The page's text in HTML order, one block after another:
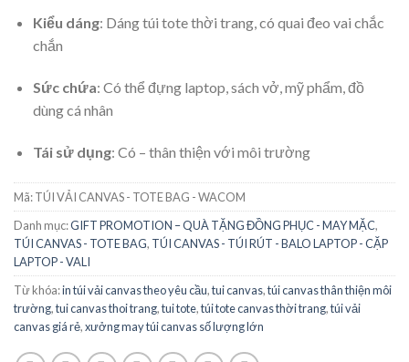
Kiểu dáng: Dáng túi tote thời trang, có quai đeo vai chắc
chắn
Sức chứa: Có thể đựng laptop, sách vở, mỹ phẩm, đồ
dùng cá nhân
Tái sử dụng: Có – thân thiện với môi trường
Mã:TÚI VẢI CANVAS - TOTE BAG - WACOM
Danh mục:GIFT PROMOTION – QUÀ TẶNG ĐỒNG PHỤC - MAY MẶC,
TÚI CANVAS - TOTE BAG, TÚI CANVAS - TÚI RÚT - BALO LAPTOP - CẶP
LAPTOP - VALI
Từ khóa:in túi vải canvas theo yêu cầu,tui canvas,túi canvas thân thiện môi
trường,tui canvas thoi trang,tui tote,túi tote canvas thời trang,túi vải
canvas giá rẻ,xưởng may túi canvas số lượng lớn